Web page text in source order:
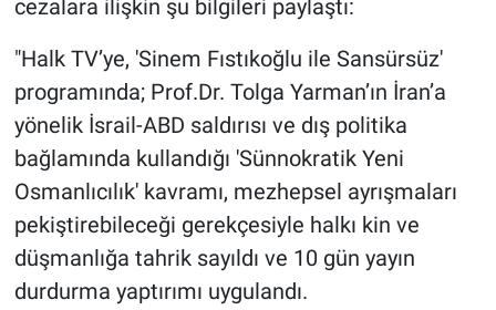
cezalara ilişkin şu bilgileri paylaştı:
"Halk TV’ye, 'Sinem Fıstıkoğlu ile Sansürsüz'
programında; Prof.Dr. Tolga Yarman’ın İran’a
yönelik İsrail-ABD saldırısı ve dış politika
bağlamında kullandığı 'Sünnokratik Yeni
Osmanlıcılık' kavramı, mezhepsel ayrışmaları
pekiştirebileceği gerekçesiyle halkı kin ve
düşmanlığa tahrik sayıldı ve 10 gün yayın
durdurma yaptırımı uygulandı.